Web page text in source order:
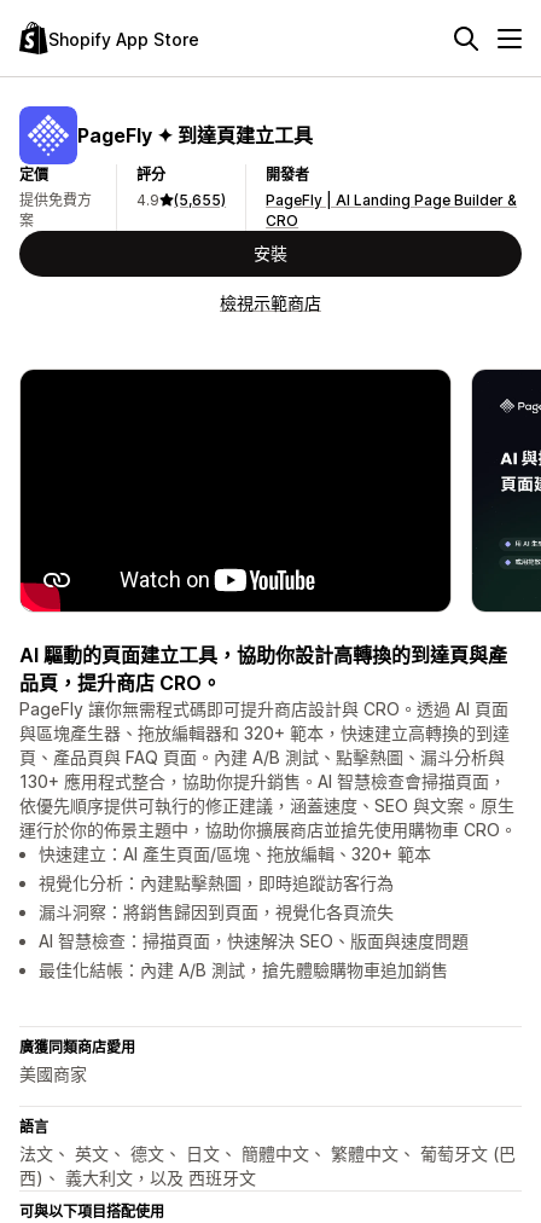
Shopify App Store
PageFly ✦ 到達頁建立工具
定價
提供免費方
案
評分
4.9
(5,655)
開發者
PageFly | AI Landing Page Builder &
CRO
安裝
檢視示範商店
AI 驅動的頁面建立工具，協助你設計高轉換的到達頁與產
品頁，提升商店 CRO。
PageFly 讓你無需程式碼即可提升商店設計與 CRO。透過 AI 頁面
與區塊產生器、拖放編輯器和 320+ 範本，快速建立高轉換的到達
頁、產品頁與 FAQ 頁面。內建 A/B 測試、點擊熱圖、漏斗分析與
130+ 應用程式整合，協助你提升銷售。AI 智慧檢查會掃描頁面，
依優先順序提供可執行的修正建議，涵蓋速度、SEO 與文案。原生
運行於你的佈景主題中，協助你擴展商店並搶先使用購物車 CRO。
快速建立：AI 產生頁面/區塊、拖放編輯、320+ 範本
視覺化分析：內建點擊熱圖，即時追蹤訪客行為
漏斗洞察：將銷售歸因到頁面，視覺化各頁流失
AI 智慧檢查：掃描頁面，快速解決 SEO、版面與速度問題
最佳化結帳：內建 A/B 測試，搶先體驗購物車追加銷售
廣獲同類商店愛用
美國商家
語言
法文、 英文、 德文、 日文、 簡體中文、 繁體中文、 葡萄牙文 (巴
西)、 義大利文，以及 西班牙文
可與以下項目搭配使用